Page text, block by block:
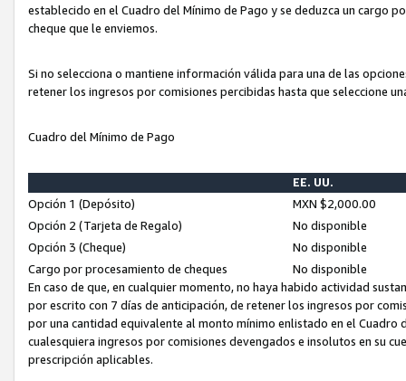
establecido en el Cuadro del Mínimo de Pago y se deduzca un cargo
cheque que le enviemos.
Si no selecciona o mantiene información válida para una de las
retener los ingresos por comisiones percibidas hasta que seleccione
Cuadro del Mínimo de Pago
EE. UU.
Opción 1 (Depósito)
MXN $2,000.00
Opción 2 (Tarjeta de Regalo)
No disponible
Opción 3 (Cheque)
No disponible
Cargo por procesamiento de cheques
No disponible
En caso de que, en cualquier momento, no haya habido actividad
por escrito con 7 días de anticipación, de retener los ingresos por
por una cantidad equivalente al monto mínimo enlistado en el
cualesquiera ingresos por comisiones devengados e insolutos en su
prescripción aplicables.